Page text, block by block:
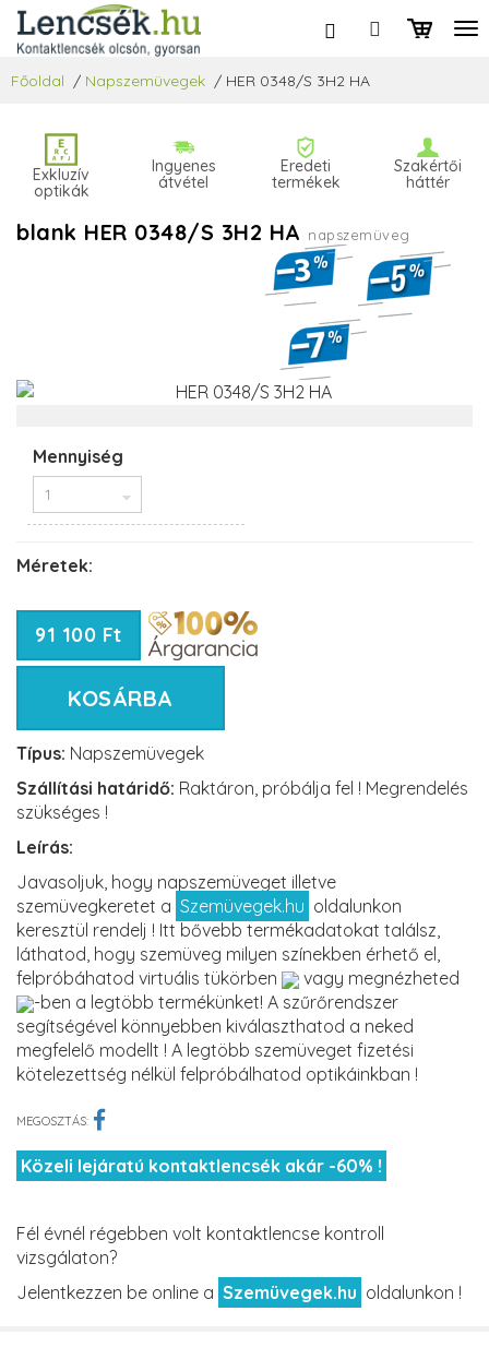
Főoldal / Napszemüvegek / HER 0348/S 3H2 HA
Exkluzív
optikák
Ingyenes
átvétel
Eredeti
termékek
Szakértői
háttér
blank HER 0348/S 3H2 HA napszemüveg
Mennyiség
Méretek:
91 100 Ft
KOSÁRBA
Típus: Napszemüvegek
Szállítási határidő: Raktáron, próbálja fel ! Megrendelés
szükséges !
Leírás:
Javasoljuk, hogy napszemüveget illetve
szemüvegkeretet a Szemüvegek.hu oldalunkon
keresztül rendelj ! Itt bővebb termékadatokat találsz,
láthatod, hogy szemüveg milyen színekben érhető el,
felpróbáhatod virtuális tükörben
vagy megnézheted
-ben a legtöbb termékünket! A szűrőrendszer
segítségével könnyebben kiválaszthatod a neked
megfelelő modellt ! A legtöbb szemüveget fizetési
kötelezettség nélkül felpróbálhatod optikáinkban !
MEGOSZTÁS:
Közeli lejáratú kontaktlencsék akár -60% !
Fél évnél régebben volt kontaktlencse kontroll
vizsgálaton?
Jelentkezzen be online a Szemüvegek.hu oldalunkon !